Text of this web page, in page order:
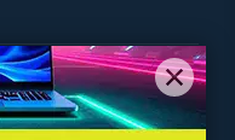
Слідкуйте за нами: